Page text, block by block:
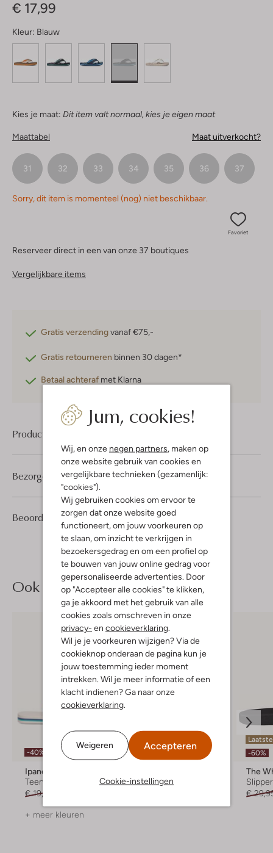
Jum, cookies!
Wij, en onze negen partners , maken op
onze website gebruik van cookies en
vergelijkbare technieken (gezamenlijk:
"cookies").
Wij gebruiken cookies om ervoor te
zorgen dat onze website goed
functioneert, om jouw voorkeuren op
te slaan, om inzicht te verkrijgen in
bezoekersgedrag en om een profiel op
te bouwen van jouw online gedrag voor
gepersonaliseerde advertenties. Door
op "Accepteer alle cookies" te klikken,
ga je akkoord met het gebruik van alle
cookies zoals omschreven in onze
privacy- en cookieverklaring
Wil je je voorkeuren wijzigen? Via de
cookieknop onderaan de pagina kun je
jouw toestemming ieder moment
intrekken. Wil je meer informatie of een
klacht indienen? Ga naar onze
cookieverklaring
Weigeren Accepteren
Cookie-instellingen
€ 17,99
Kleur: Blauw
Kies je maat: Dit item valt normaal, kies je eigen maat
Maattabel Maat uitverkocht?
31 32 33 34 35 36 37
Sorry, dit item is momenteel (nog) niet beschikbaar.
Favoriet
Reserveer direct in een van onze 37 boutiques
Vergelijkbare items
Gratis verzendingvanaf €75,-
Gratis retourneren binnen 30 dagen*
Betaal achteraf met Klarna
Product informatie
Beoordelingen (1) 3
1
3
Sterren
Bezorgen & retourneren
Ook iets voor jou?
-40%
Ipanema
Teenslippers
€ 19,99
+ meer kleuren
Slippers
-60%
The
€